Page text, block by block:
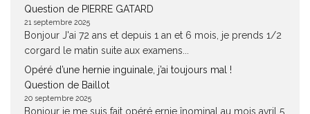
Question de PIERRE GATARD
21 septembre 2025
Bonjour J'ai 72 ans et depuis 1 an et 6 mois, je prends 1/2
corgard le matin suite aux examens...
Opéré d’une hernie inguinale, j’ai toujours mal !
Question de Baillot
20 septembre 2025
Bonjour je me suis fait opéré ernie înominal au mois avril 5